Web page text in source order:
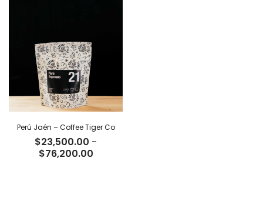
Perú Jaén – Coffee Tiger Co
$23,500.00 -
$76,200.00Rango